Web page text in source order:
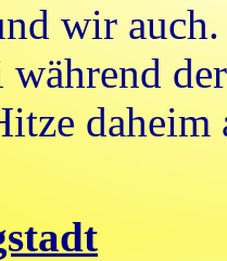
wir auch.
während
daheim